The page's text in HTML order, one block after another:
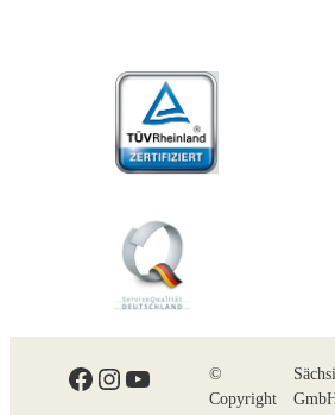
Facebook
Instagram
YouTube
©
Copyright